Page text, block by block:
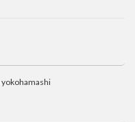
yokohamashi